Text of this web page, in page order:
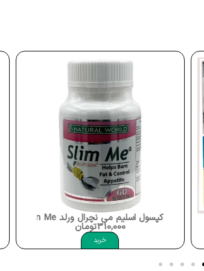
کپسول اسلیم می نچرال ورلد Natural World Slim Me
310,000تومان
خرید